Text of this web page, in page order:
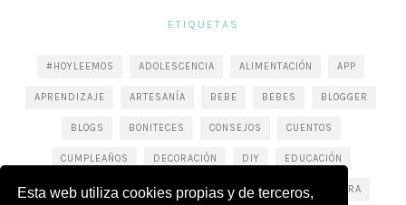
Esta web utiliza cookies propias y de terceros,
ETIQUETAS
#HOYLEEMOS ADOLESCENCIA ALIMENTACIÓN APP
APRENDIZAJE ARTESANÍA BEBE BEBES BLOGGER
BLOGS BONITECES CONSEJOS CUENTOS
CUMPLEAÑOS DECORACIÓN DIY EDUCACIÓN
FIESTA FOTOS HANDMADE JUGUETES LECTURA